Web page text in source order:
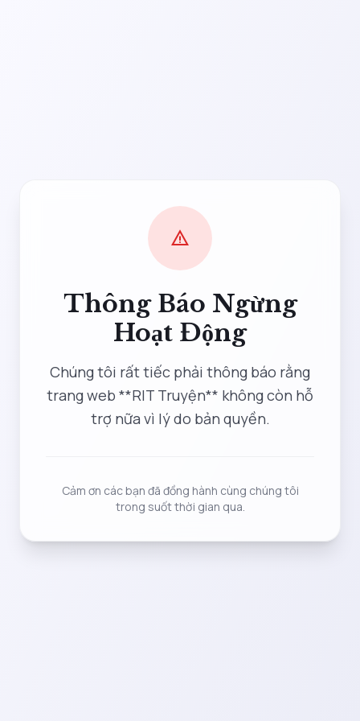
warning
Thông Báo Ngừng
Hoạt Động
Chúng tôi rất tiếc phải thông báo rằng
trang web **RIT Truyện** không còn hỗ
trợ nữa vì lý do bản quyền.
Cảm ơn các bạn đã đồng hành cùng chúng tôi
trong suốt thời gian qua.